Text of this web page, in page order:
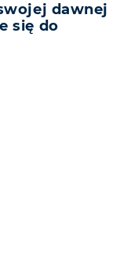
dawnej
się do